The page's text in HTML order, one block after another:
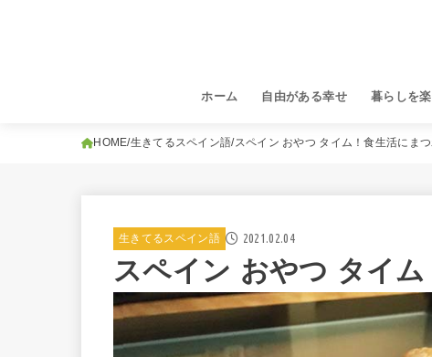
ホーム 自由がある幸せ 暮らしを
HOME 生きてるスペイン語 スペイン おやつ タイム！食生活にま
生きてるスペイン語 2021.02.04
スペイン おやつ タイ